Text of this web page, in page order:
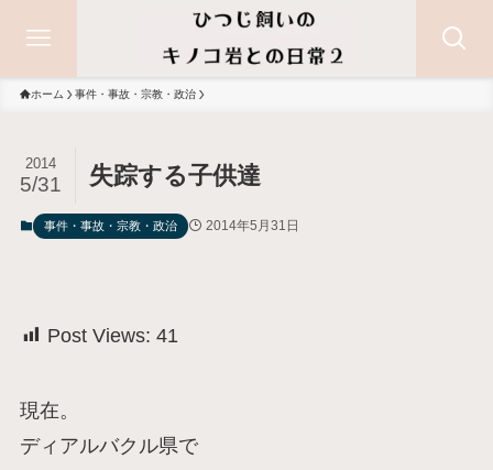
ホーム 事件・事故・宗教・政治
失踪する子供達
2014
5/31
事件・事故・宗教・政治 2014年5月31日
Post Views: 41
現在。
ディアルバクル県で